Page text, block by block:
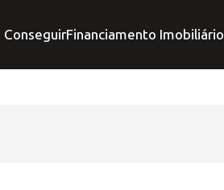
ConseguirFinanciamento Imobiliário